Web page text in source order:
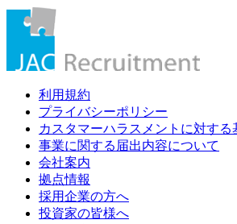
利用規約
プライバシーポリシー
カスタマーハラスメントに対する
事業に関する届出内容について
会社案内
拠点情報
採用企業の方へ
投資家の皆様へ